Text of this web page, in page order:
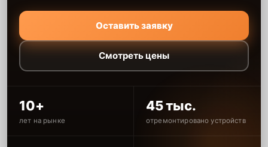
Оставить заявку
Смотреть цены
10+
лет на рынке
45 тыс.
отремонтировано устройств